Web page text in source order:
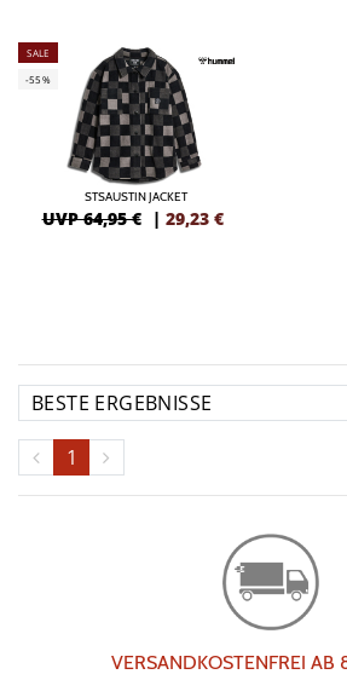
SALE
-55%
STSAUSTIN JACKET
UVP 64,95 € | 29,23 €
1
VERSANDKOSTENFREI